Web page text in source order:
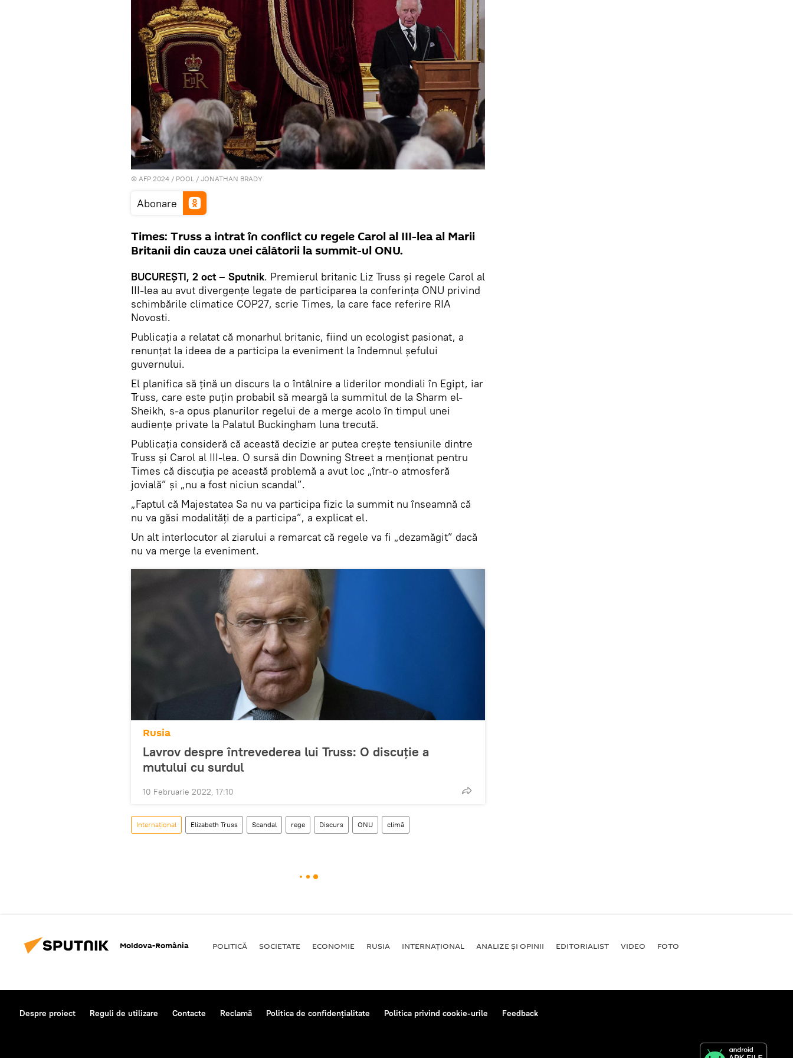
© AFP 2024 / POOL / JONATHAN BRADY
Abonare
Times: Truss a intrat în conflict cu regele Carol al III-lea al Marii
Britanii din cauza unei călătorii la summit-ul ONU.
BUCUREȘTI, 2 oct – Sputnik. Premierul britanic Liz Truss și regele Carol al
III-lea au avut divergențe legate de participarea la conferința ONU privind
schimbările climatice COP27, scrie Times, la care face referire RIA
Novosti.
Publicația a relatat că monarhul britanic, fiind un ecologist pasionat, a
renunțat la ideea de a participa la eveniment la îndemnul șefului
guvernului.
El planifica să țină un discurs la o întâlnire a liderilor mondiali în Egipt, iar
Truss, care este puțin probabil să meargă la summitul de la Sharm el-
Sheikh, s-a opus planurilor regelui de a merge acolo în timpul unei
audiențe private la Palatul Buckingham luna trecută.
Publicația consideră că această decizie ar putea crește tensiunile dintre
Truss și Carol al III-lea. O sursă din Downing Street a menționat pentru
Times că discuția pe această problemă a avut loc „într-o atmosferă
jovială” și „nu a fost niciun scandal”.
„Faptul că Majestatea Sa nu va participa fizic la summit nu înseamnă că
nu va găsi modalități de a participa”, a explicat el.
Un alt interlocutor al ziarului a remarcat că regele va fi „dezamăgit” dacă
nu va merge la eveniment.
Rusia
Lavrov despre întrevederea lui Truss: O discuție a
mutului cu surdul
10 Februarie 2022, 17:10
Internaţional Elizabeth Truss Scandal rege Discurs ONU climă
Moldova-România POLITICĂ SOCIETATE ECONOMIE RUSIA INTERNAŢIONAL ANALIZE ȘI OPINII EDITORIALIST VIDEO FOTO
Despre proiect Reguli de utilizare Contacte Reclamă Politica de confidențialitate Politica privind cookie-urile Feedback